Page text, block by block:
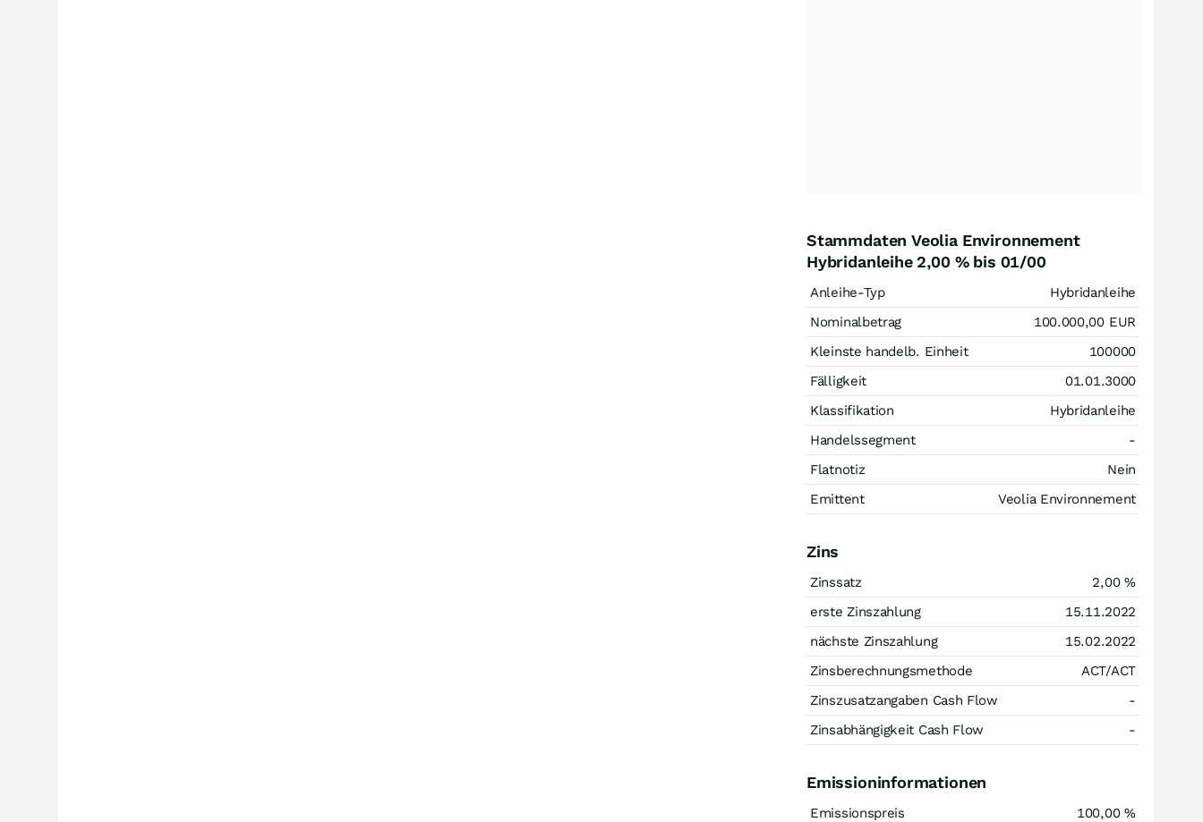
Stammdaten Veolia Environnement
Hybridanleihe 2,00 % bis 01/00
Anleihe-Typ
Hybridanleihe
Nominalbetrag
100.000,00 EUR
Kleinste handelb. Einheit
100000
Fälligkeit
01.01.3000
Klassifikation
Hybridanleihe
Handelssegment
-
Flatnotiz
Nein
Emittent
Veolia Environnement
Zins
Zinssatz 2,00 %
erste Zinszahlung
15.11.2022
nächste Zinszahlung
15.02.2022
Zinsberechnungsmethode
ACT/ACT
Zinszusatzangaben Cash Flow
-
Zinsabhängigkeit Cash Flow
-
Emissioninformationen
Emissionspreis 100,00 %